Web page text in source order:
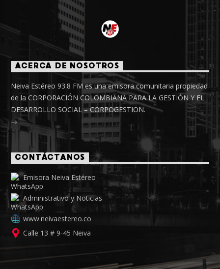
ACERCA DE NOSOTROS
Neiva Estéreo 93.8 FM es una emisora comunitaria propiedad
de la CORPORACIÓN COLOMBIANA PARA LA GESTIÓN Y EL
DESARROLLO SOCIAL – CORPOGESTION.
CONTÁCTANOS
Emisora Neiva Estéreo
Administrativo y Noticias
www.neivaestereo.co
Calle 13 # 9-45 Neiva